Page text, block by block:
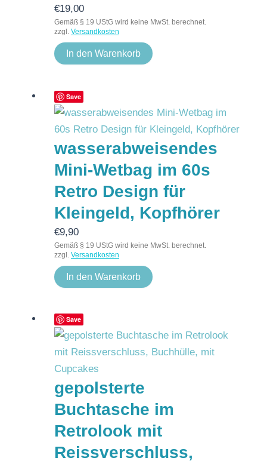
€19,00
Gemäß § 19 UStG wird keine MwSt. berechnet.
zzgl. Versandkosten
In den Warenkorb
Save
wasserabweisendes
Mini-Wetbag im 60s
Retro Design für
Kleingeld, Kopfhörer
€9,90
Gemäß § 19 UStG wird keine MwSt. berechnet.
zzgl. Versandkosten
In den Warenkorb
Save
gepolsterte
Buchtasche im
Retrolook mit
Reissverschluss,